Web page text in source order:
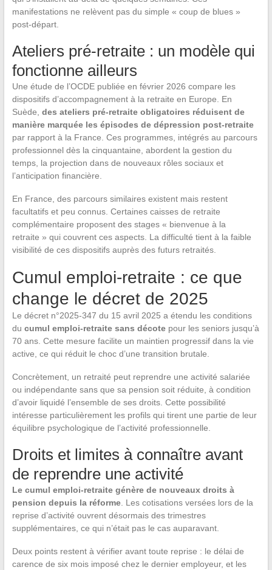
manifestations ne relèvent pas du simple « coup de blues »
post-départ.
Ateliers pré-retraite : un modèle qui
fonctionne ailleurs
Une étude de l’OCDE publiée en février 2026 compare les
dispositifs d’accompagnement à la retraite en Europe. En
Suède, des ateliers pré-retraite obligatoires réduisent de
manière marquée les épisodes de dépression post-retraite
par rapport à la France. Ces programmes, intégrés au parcours
professionnel dès la cinquantaine, abordent la gestion du
temps, la projection dans de nouveaux rôles sociaux et
l’anticipation financière.
En France, des parcours similaires existent mais restent
facultatifs et peu connus. Certaines caisses de retraite
complémentaire proposent des stages « bienvenue à la
retraite » qui couvrent ces aspects. La difficulté tient à la faible
visibilité de ces dispositifs auprès des futurs retraités.
Cumul emploi-retraite : ce que
change le décret de 2025
Le décret n°2025-347 du 15 avril 2025 a étendu les conditions
du cumul emploi-retraite sans décotepour les seniors jusqu’à
70 ans. Cette mesure facilite un maintien progressif dans la vie
active, ce qui réduit le choc d’une transition brutale.
Concrètement, un retraité peut reprendre une activité salariée
ou indépendante sans que sa pension soit réduite, à condition
d’avoir liquidé l’ensemble de ses droits. Cette possibilité
intéresse particulièrement les profils qui tirent une partie de leur
équilibre psychologique de l’activité professionnelle.
Droits et limites à connaître avant
de reprendre une activité
Le cumul emploi-retraite génère de nouveaux droits à
pension depuis la réforme. Les cotisations versées lors de la
reprise d’activité ouvrent désormais des trimestres
supplémentaires, ce qui n’était pas le cas auparavant.
Deux points restent à vérifier avant toute reprise : le délai de
carence de six mois imposé chez le dernier employeur, et les